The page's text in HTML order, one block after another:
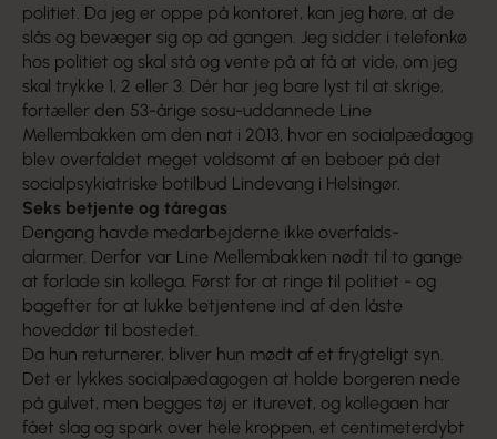
politiet. Da jeg er oppe på kontoret, kan jeg høre, at de
slås og bevæger sig op ad gangen. Jeg sidder i telefonkø
hos politiet og skal stå og vente på at få at vide, om jeg
skal trykke 1, 2 eller 3. Dér har jeg bare lyst til at skrige,
fortæller den 53-årige sosu-uddannede Line
Mellembakken om den nat i 2013, hvor en socialpædagog
blev overfaldet meget voldsomt af en beboer på det
socialpsykiatriske botilbud Lindevang i Helsingør.
Seks betjente og tåregas
Dengang havde medarbejderne ikke overfalds-
alarmer. Derfor var Line Mellembakken nødt til to gange
at forlade sin kollega. Først for at ringe til politiet - og
bagefter for at lukke betjentene ind af den låste
hoveddør til bostedet.
Da hun returnerer, bliver hun mødt af et frygteligt syn.
Det er lykkes socialpædagogen at holde borgeren nede
på gulvet, men begges tøj er iturevet, og kollegaen har
fået slag og spark over hele kroppen, et centimeterdybt